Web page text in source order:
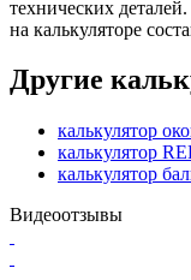
технических
на калькуляторе
Другие
калькулятор
калькулятор
калькулятор
Видеоотзывы